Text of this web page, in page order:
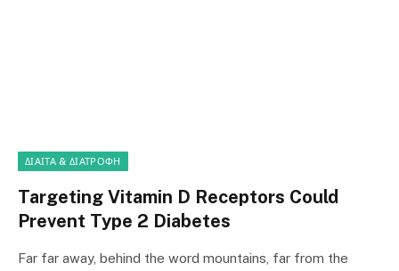
ΔΊΑΙΤΑ & ΔΙΑΤΡΟΦΉ
Targeting Vitamin D Receptors Could
Prevent Type 2 Diabetes
Far far away, behind the word mountains, far from the